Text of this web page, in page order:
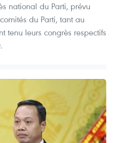
national du Parti, prévu
du Parti, tant au
tenu leurs congrès respectifs